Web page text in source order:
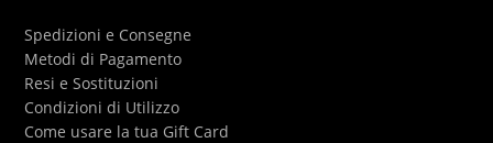
Spedizioni e Consegne
Metodi di Pagamento
Resi e Sostituzioni
Condizioni di Utilizzo
Come usare la tua Gift Card